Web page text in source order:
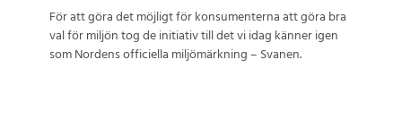
För att göra det möjligt för konsumenterna att göra bra
val för miljön tog de initiativ till det vi idag känner igen
som Nordens officiella miljömärkning – Svanen.